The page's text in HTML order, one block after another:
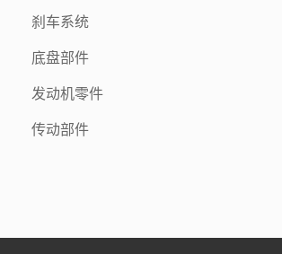
刹车系统
底盘部件
发动机零件
传动部件